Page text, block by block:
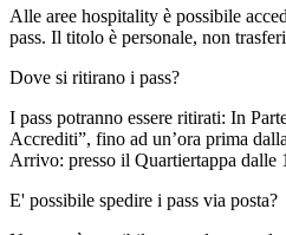
Alle aree hospitality è possibile
pass. Il titolo è personale, non
Dove si ritirano i pass?
I pass potranno essere ritirati: In
Accrediti”, fino ad un’ora prima
Arrivo: presso il Quartiertappa dalle
E' possibile spedire i pass via posta?